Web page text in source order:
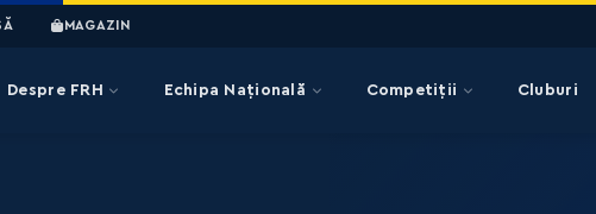
MAGAZIN
Despre FRH Echipa Națională Competiții Cluburi